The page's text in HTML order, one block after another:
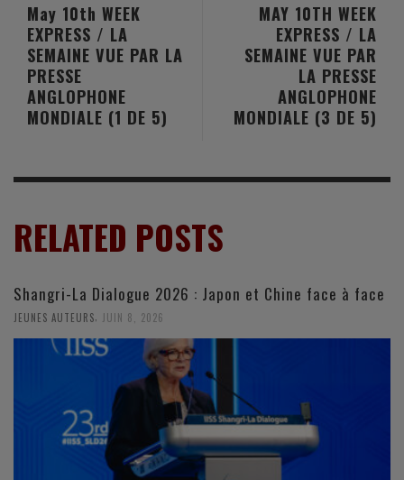
MAY 10TH WEEK
EXPRESS / LA
SEMAINE VUE PAR
LA PRESSE
ANGLOPHONE
MONDIALE (3 DE 5)
May 10th WEEK
EXPRESS / LA
SEMAINE VUE PAR LA
PRESSE
ANGLOPHONE
MONDIALE (1 DE 5)
RELATED POSTS
Shangri-La Dialogue 2026 : Japon et Chine face à face
JEUNES AUTEURS JUIN 8, 2026